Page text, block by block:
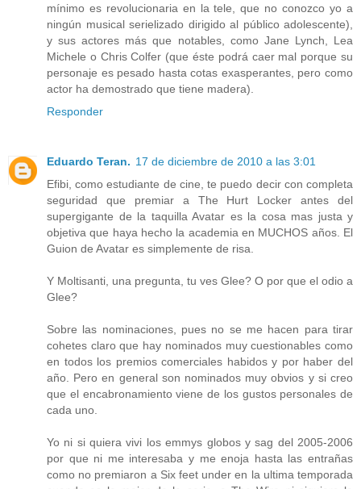
mínimo es revolucionaria en la tele, que no conozco yo a
ningún musical serielizado dirigido al público adolescente),
y sus actores más que notables, como Jane Lynch, Lea
Michele o Chris Colfer (que éste podrá caer mal porque su
personaje es pesado hasta cotas exasperantes, pero como
actor ha demostrado que tiene madera).
Responder
Eduardo Teran. 17 de diciembre de 2010 a las 3:01
Efibi, como estudiante de cine, te puedo decir con completa
seguridad que premiar a The Hurt Locker antes del
supergigante de la taquilla Avatar es la cosa mas justa y
objetiva que haya hecho la academia en MUCHOS años. El
Guion de Avatar es simplemente de risa.
Y Moltisanti, una pregunta, tu ves Glee? O por que el odio a
Glee?
Sobre las nominaciones, pues no se me hacen para tirar
cohetes claro que hay nominados muy cuestionables como
en todos los premios comerciales habidos y por haber del
año. Pero en general son nominados muy obvios y si creo
que el encabronamiento viene de los gustos personales de
cada uno.
Yo ni si quiera vivi los emmys globos y sag del 2005-2006
por que ni me interesaba y me enoja hasta las entrañas
como no premiaron a Six feet under en la ultima temporada